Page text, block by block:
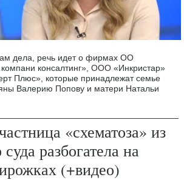
дела, речь идет о фирмах ОО
компани консалтинг», ООО «Инкристар»
Плюс», которые принадлежат семье
Валерию Попову и матери Натальи
«схематоза» из
разбогатела на
(+видео)